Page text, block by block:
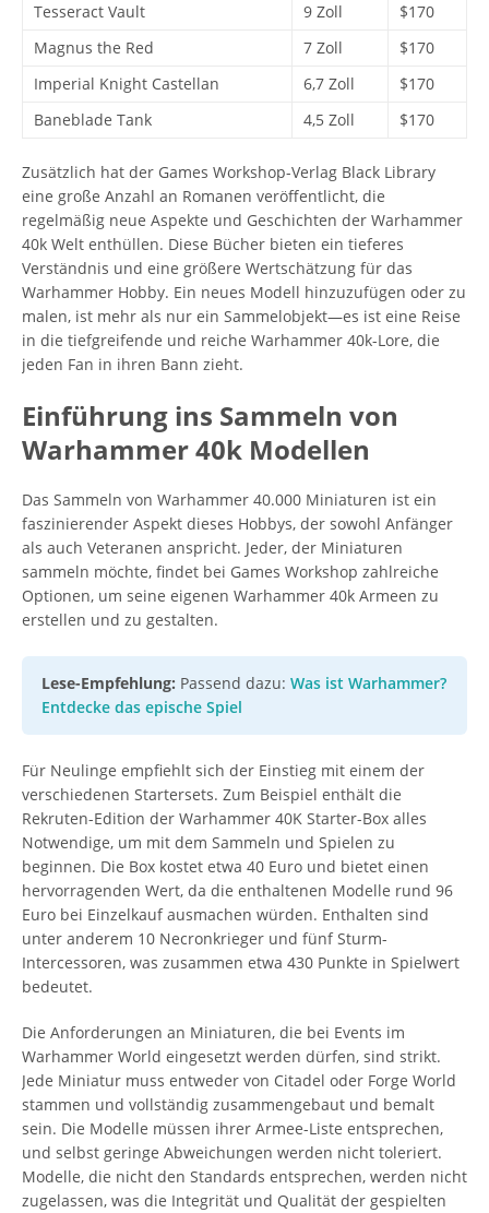
Tesseract Vault 9 Zoll
$170
Magnus the Red
7 Zoll
$170
Imperial Knight Castellan
6,7 Zoll
$170
Baneblade Tank
4,5 Zoll $170
Zusätzlich hat der Games Workshop-Verlag Black Library
eine große Anzahl an Romanen veröffentlicht, die
regelmäßig neue Aspekte und Geschichten der Warhammer
40k Welt enthüllen. Diese Bücher bieten ein tieferes
Verständnis und eine größere Wertschätzung für das
Warhammer Hobby. Ein neues Modell hinzuzufügen oder zu
malen, ist mehr als nur ein Sammelobjekt—es ist eine Reise
in die tiefgreifende und reiche Warhammer 40k-Lore, die
jeden Fan in ihren Bann zieht.
Einführung ins Sammeln von
Warhammer 40k Modellen
Das Sammeln von Warhammer 40.000 Miniaturen ist ein
faszinierender Aspekt dieses Hobbys, der sowohl Anfänger
als auch Veteranen anspricht. Jeder, der Miniaturen
sammeln möchte, findet bei Games Workshop zahlreiche
Optionen, um seine eigenen Warhammer 40k Armeen zu
erstellen und zu gestalten.
Lese-Empfehlung: Passend dazu: Was ist Warhammer?
Entdecke das epische Spiel
Für Neulinge empfiehlt sich der Einstieg mit einem der
verschiedenen Startersets. Zum Beispiel enthält die
Rekruten-Edition der Warhammer 40K Starter-Box alles
Notwendige, um mit dem Sammeln und Spielen zu
beginnen. Die Box kostet etwa 40 Euro und bietet einen
hervorragenden Wert, da die enthaltenen Modelle rund 96
Euro bei Einzelkauf ausmachen würden. Enthalten sind
unter anderem 10 Necronkrieger und fünf Sturm-
Intercessoren, was zusammen etwa 430 Punkte in Spielwert
bedeutet.
Die Anforderungen an Miniaturen, die bei Events im
Warhammer World eingesetzt werden dürfen, sind strikt.
Jede Miniatur muss entweder von Citadel oder Forge World
stammen und vollständig zusammengebaut und bemalt
sein. Die Modelle müssen ihrer Armee-Liste entsprechen,
und selbst geringe Abweichungen werden nicht toleriert.
Modelle, die nicht den Standards entsprechen, werden nicht
zugelassen, was die Integrität und Qualität der gespielten